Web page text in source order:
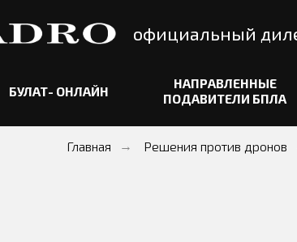
ПОДАВИТЕЛИ БПЛА
официальный дилер
Главная → Решения против дронов